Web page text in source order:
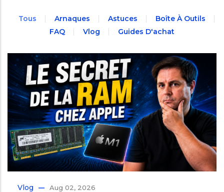
Tous Arnaques Astuces
Boîte À Outils
FAQ
Vlog Guides D'achat
Vlog Aug 02, 2026